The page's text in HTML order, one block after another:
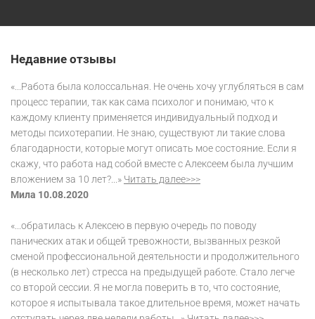
Недавние отзывы
«...Работа была колоссальная. Не очень хочу углубляться в сам
процесс терапии, так как сама психолог и понимаю, что к
каждому клиенту применяется индивидуальный подход и
методы психотерапии. Не знаю, существуют ли такие слова
благодарности, которые могут описать мое состояние. Если я
скажу, что работа над собой вместе с Алексеем была лучшим
вложением за 10 лет?...» Читать далее>>>
Мила 10.08.2020
«...обратилась к Алексею в первую очередь по поводу
панических атак и общей тревожности, вызванных резкой
сменой профессиональной деятельности и продолжительного
(в несколько лет) стресса на предыдущей работе. Стало легче
со второй сессии. Я не могла поверить в то, что состояние,
которое я испытывала такое длительное время, может начать